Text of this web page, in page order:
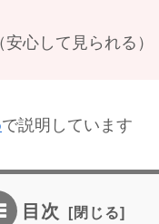
心して見られる）
で説明しています
目次